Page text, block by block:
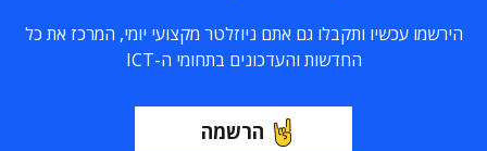
הירשמו עכשיו ותקבלו גם אתם ניוזלטר מקצועי יומי, המרכז את כל
החדשות והעדכונים בתחומי ה-ICT
הרשמה